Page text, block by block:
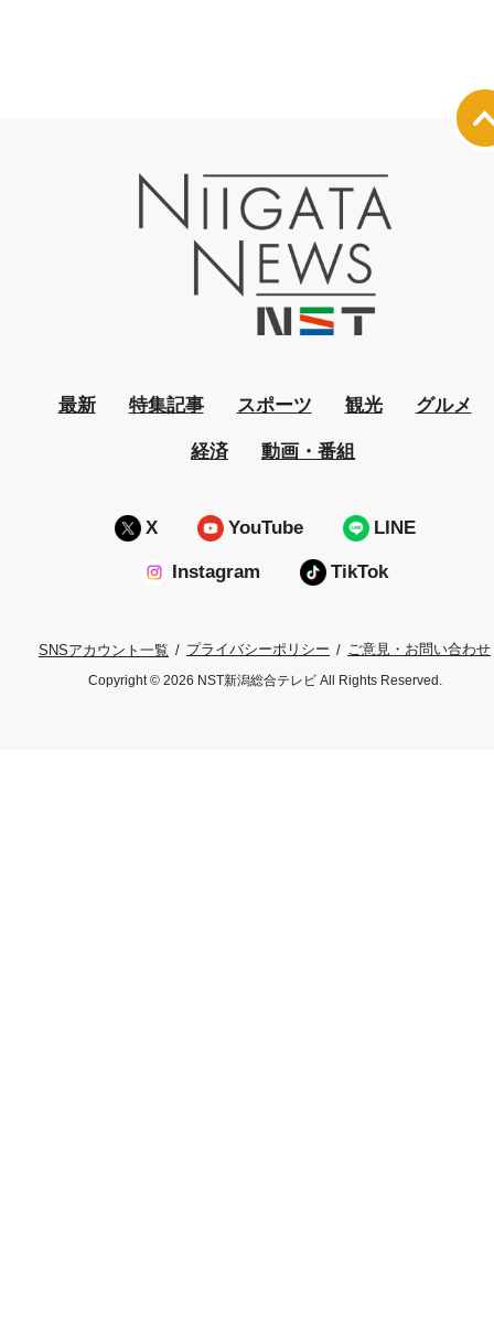
最新 特集記事 スポーツ 観光 グルメ
経済 動画・番組
X YouTube LINE
Instagram TikTok
SNSアカウント一覧 プライバシーポリシー ご意見・お問い合わせ
Copyright © 2026 NST新潟総合テレビ All Rights Reserved.